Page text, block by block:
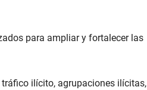
para ampliar y fortalecer las
ilícito, agrupaciones ilícitas,